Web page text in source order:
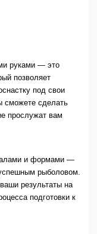
руками — это
позволяет
под свои
сделать
прослужат вам
и формами —
рыболовом.
результаты на
подготовки к